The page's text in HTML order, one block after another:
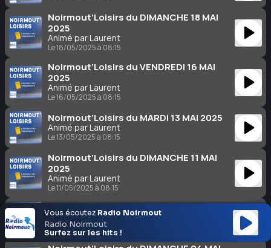
Noirmout’Loisirs du DIMANCHE 18 MAI
2025
Animé par Laurent
Le 18/05/2025 à 08:15
Noirmout’Loisirs du VENDREDI 16 MAI
2025
Animé par Laurent
Le 16/05/2025 à 08:15
Noirmout’Loisirs du MARDI 13 MAI 2025
Animé par Laurent
Le 13/05/2025 à 08:15
Noirmout’Loisirs du DIMANCHE 11 MAI
2025
Animé par Laurent
Le 11/05/2025 à 08:15
Noirmout’Loisirs du MARDI 06 MAI 2025
Animé par Laurent
Le 06/05/2025 à 08:15
Vous écoutez Radio Noirmout
Radio Noirmout
Surfez sur les hits !